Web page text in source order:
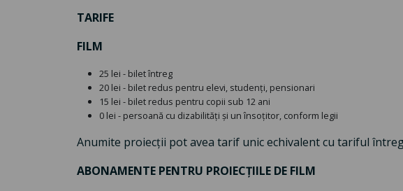
TARIFE
FILM
25 lei - bilet întreg
20 lei - bilet redus pentru elevi, studenți, pensionari
15 lei - bilet redus pentru copii sub 12 ani
0 lei - persoană cu dizabilități și un însoțitor, conform legii
Anumite proiecții pot avea tarif unic echivalent cu tariful
ABONAMENTE PENTRU PROIECȚIILE DE FILM